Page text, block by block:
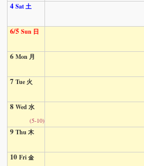
4 Sat 土
6/5 Sun 日
6 Mon 月
7 Tue 火
8 Wed 水
(5-10)
9 Thu 木
10 Fri 金